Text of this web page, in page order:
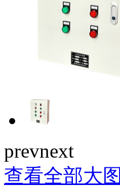
prevnext
查看全部大图